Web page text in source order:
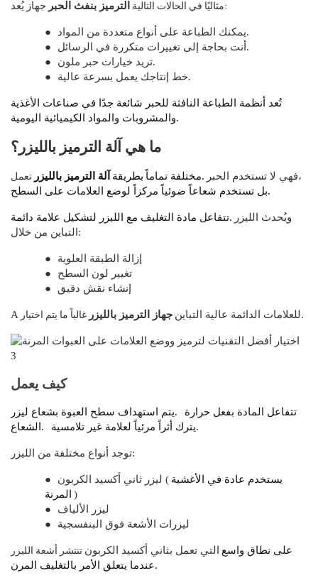
يُعد جهاز الترميز بنفث الحبر مثاليًا في الحالات التالية:
●
يمكنك الطباعة على أنواع متعددة من المواد.
●
أنت بحاجة إلى تغييرات متكررة في الرسائل.
●
تريد خيارات حبر ملون.
●
خط إنتاجك يعمل بسرعة عالية.
تُعد أنظمة الطباعة النافثة للحبر شائعة جدًا في صناعات الأغذية
والمشروبات والمواد الكيميائية اليومية.
ما هي آلة الترميز بالليزر؟
آلة الترميز بالليزر بطريقة مختلفة تماماً.
فهي لا تستخدم الحبر،
بل تستخدم شعاعاً ضوئياً مركزاً لوضع العلامات على السطح.
تتفاعل مادة التغليف مع الليزر لتشكيل علامة دائمة. ويُحدث الليزر
التباين من خلال:
●
إزالة الطبقة العلوية
●
تغيير لون السطح
●
إنشاء نقش دقيق
A جهاز الترميز بالليزر للعلامات الدائمة عالية التباين.
كيف يعمل
يتم استهداف سطح العبوة بشعاع ليزر.
تتفاعل المادة بفعل حرارة
الشعاع.
يترك أثراً مرئياً لعلامة غير تلامسية.
توجد أنواع مختلفة من الليزر:
● ليزر ثاني أكسيد الكربون ( يستخدم عادة في الأغشية
المرنة )
●
ليزر الألياف
●
ليزرات الأشعة فوق البنفسجية
التي تعمل بثاني أكسيد الكربون على نطاق واسع
عندما يتعلق الأمر بالتغليف المرن.